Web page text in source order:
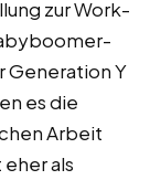
zur Work-
Generation Y
es die
Arbeit
als